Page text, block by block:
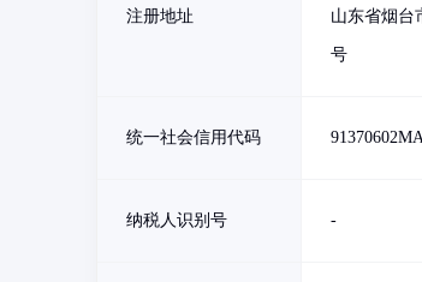
注册地址 山东省烟台
号
统一社会信用代码
纳税人识别号 -